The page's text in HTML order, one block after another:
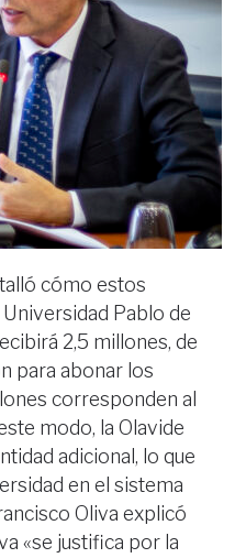
cómo estos
Pablo de
2,5 millones, de
para abonar los
corresponden al
modo, la Olavide
adicional, lo que
en el sistema
Oliva explicó
«se justifica por la